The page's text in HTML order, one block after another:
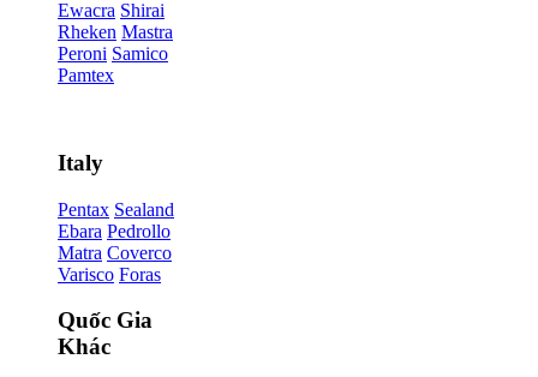
Ewacra Shirai
Rheken Mastra
Peroni Samico
Pamtex
Italy
Pentax Sealand
Ebara Pedrollo
Matra Coverco
Varisco Foras
Quốc Gia
Khác